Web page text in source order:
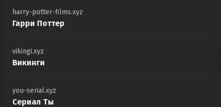
harry-potter-films.xyz
Гарри Поттер
vikingi.xyz
Викинги
you-serial.xyz
Сериал Ты